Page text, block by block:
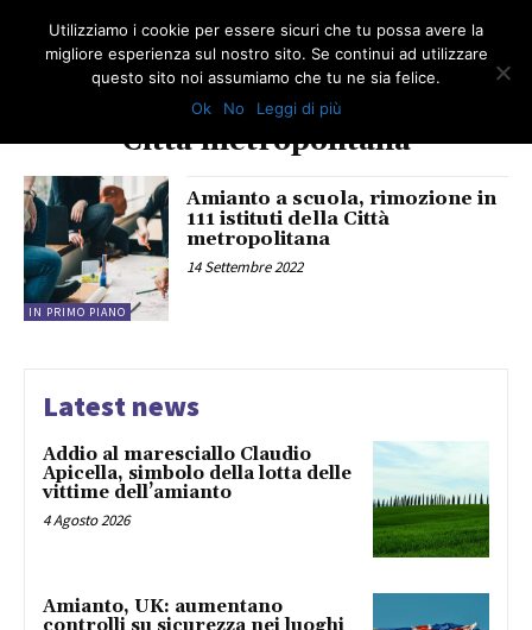
Città metropolitana
IN PRIMO PIANO
Amianto a scuola, rimozione in
111 istituti della Città
metropolitana
14 Settembre 2022
Latest news
Addio al maresciallo Claudio
Apicella, simbolo della lotta delle
vittime dell’amianto
4 Agosto 2026
Amianto, UK: aumentano
Utilizziamo i cookie per essere sicuri che tu possa avere la
migliore esperienza sul nostro sito. Se continui ad utilizzare
questo sito noi assumiamo che tu ne sia felice.
Ok
No Leggi di più